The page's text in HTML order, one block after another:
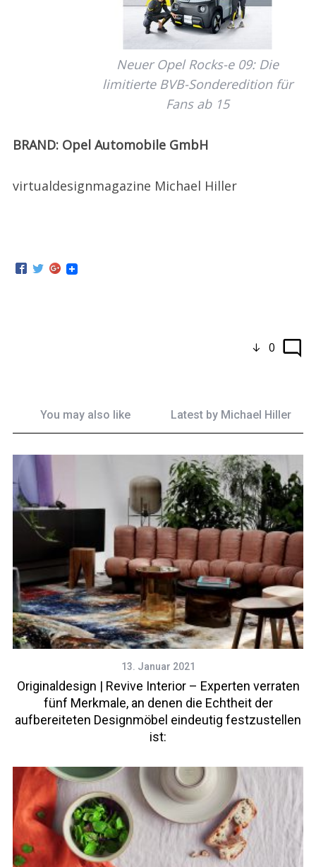
Neuer Opel Rocks-e 09: Die
limitierte BVB-Sonderedition für
Fans ab 15
BRAND: Opel Automobile GmbH
virtualdesignmagazine Michael Hiller
0
You may also like Latest by Michael Hiller
13. Januar 2021
Originaldesign | Revive Interior – Experten verraten
fünf Merkmale, an denen die Echtheit der
aufbereiteten Designmöbel eindeutig festzustellen
ist: